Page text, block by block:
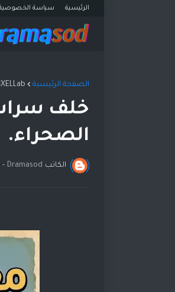
الرئيسية سياسة
الصفحة الرئيسية
خلف سراب
الصحراء.
الكاتب Dramasod
-